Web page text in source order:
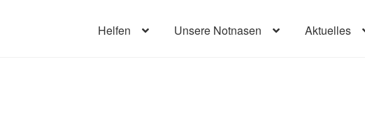
Helfen Unsere Notnasen Aktuelles